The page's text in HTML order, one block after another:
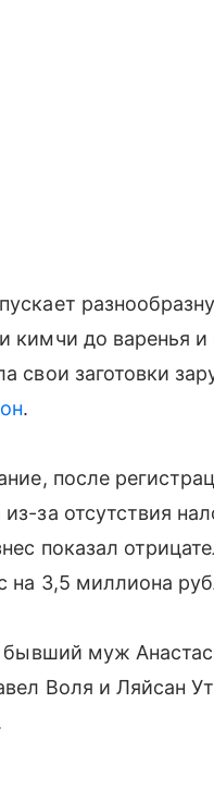
кимчи до варенья
свои заготовки
.
после
за отсутствия
показал
на 3,5 миллиона
бывший муж
Воля и Ляйсан